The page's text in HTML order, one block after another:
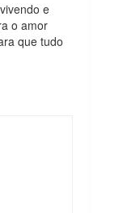
e
o amor
que tudo